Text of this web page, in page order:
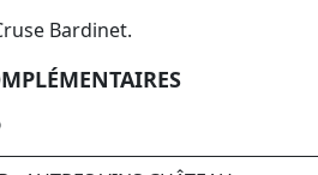
Bardinet.